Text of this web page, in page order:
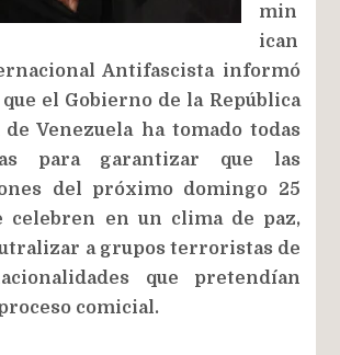
min
ican
Antifascista informó
el Gobierno de la República
Venezuela ha tomado todas
para garantizar que las
del próximo domingo 25
celebren en un clima de paz,
a grupos terroristas de
que pretendían
comicial.